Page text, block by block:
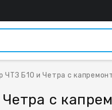
ЧТЗ Б10 и Четра с
с